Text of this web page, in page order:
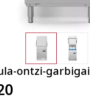
ontzi-